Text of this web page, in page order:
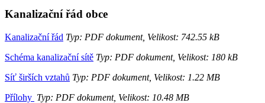
Kanalizační řád obce
Kanalizační řád Typ: PDF dokument, Velikost: 742.55 kB
Schéma kanalizační sítě Typ: PDF dokument, Velikost: 180 kB
Síť širších vztahů Typ: PDF dokument, Velikost: 1.22 MB
Přílohy Typ: PDF dokument, Velikost: 10.48 MB